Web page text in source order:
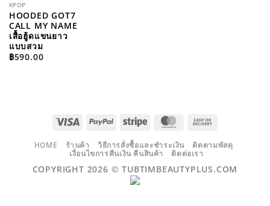
KPOP
HOODED GOT7
CALL MY NAME
เสื้อฮู้ดแขนยาว
แบบสวม
฿590.00
VISA PAYPALSTRIPE MASTERCARD
DELIVERY
HOME ร้านค้า วิธีการสั่งซื้อและชำระเงิน
ติดตามพัสดุ
เงื่อนไขการคืนเงิน คืนสินค้า
ติดต่อเรา
COPYRIGHT 2026 ©TUBTIMBEAUTYPLUS.COM